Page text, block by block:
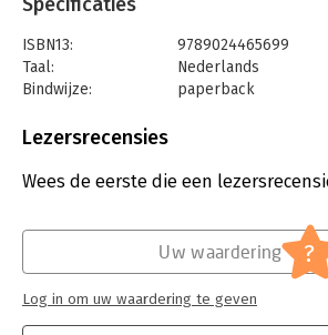
- Good practices & lessons learned van
cultuur is geworden
ISBN13:
9789024465699
Taal:
Nederlands
Bindwijze:
paperback
Uitgever:
Verschijningsdatum:
3-9-2024
Lezersrecensies
Wees de eerste die een
Uw waardering ?
Log in om uw waardering te geven